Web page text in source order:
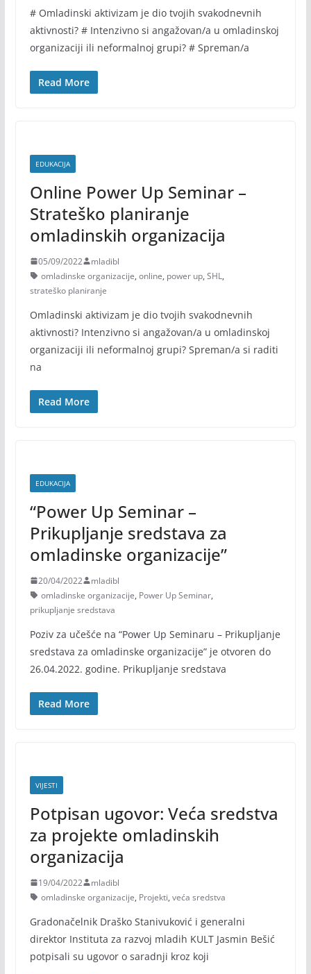
# Omladinski aktivizam je dio tvojih svakodnevnih
aktivnosti? # Intenzivno si angažovan/a u omladinskoj
organizaciji ili neformalnoj grupi? # Spreman/a
Read More
EDUKACIJA
Online Power Up Seminar –
Strateško planiranje
omladinskih organizacija
05/09/2022
mladibl
omladinske organizacije, online, power up, SHL,
strateško planiranje
Omladinski aktivizam je dio tvojih svakodnevnih
aktivnosti? Intenzivno si angažovan/a u omladinskoj
organizaciji ili neformalnoj grupi? Spreman/a si raditi
na
Read More
EDUKACIJA
“Power Up Seminar –
Prikupljanje sredstava za
omladinske organizacije”
20/04/2022
mladibl
omladinske organizacije, Power Up Seminar,
prikupljanje sredstava
Poziv za učešće na “Power Up Seminaru – Prikupljanje
sredstava za omladinske organizacije” je otvoren do
26.04.2022. godine. Prikupljanje sredstava
Read More
VIJESTI
Potpisan ugovor: Veća sredstva
za projekte omladinskih
organizacija
19/04/2022
mladibl
omladinske organizacije, Projekti, veća sredstva
Gradonačelnik Draško Stanivuković i generalni
direktor Instituta za razvoj mladih KULT Jasmin Bešić
potpisali su ugovor o saradnji kroz koji